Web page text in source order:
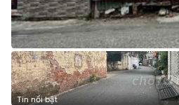
Tin nổi bật